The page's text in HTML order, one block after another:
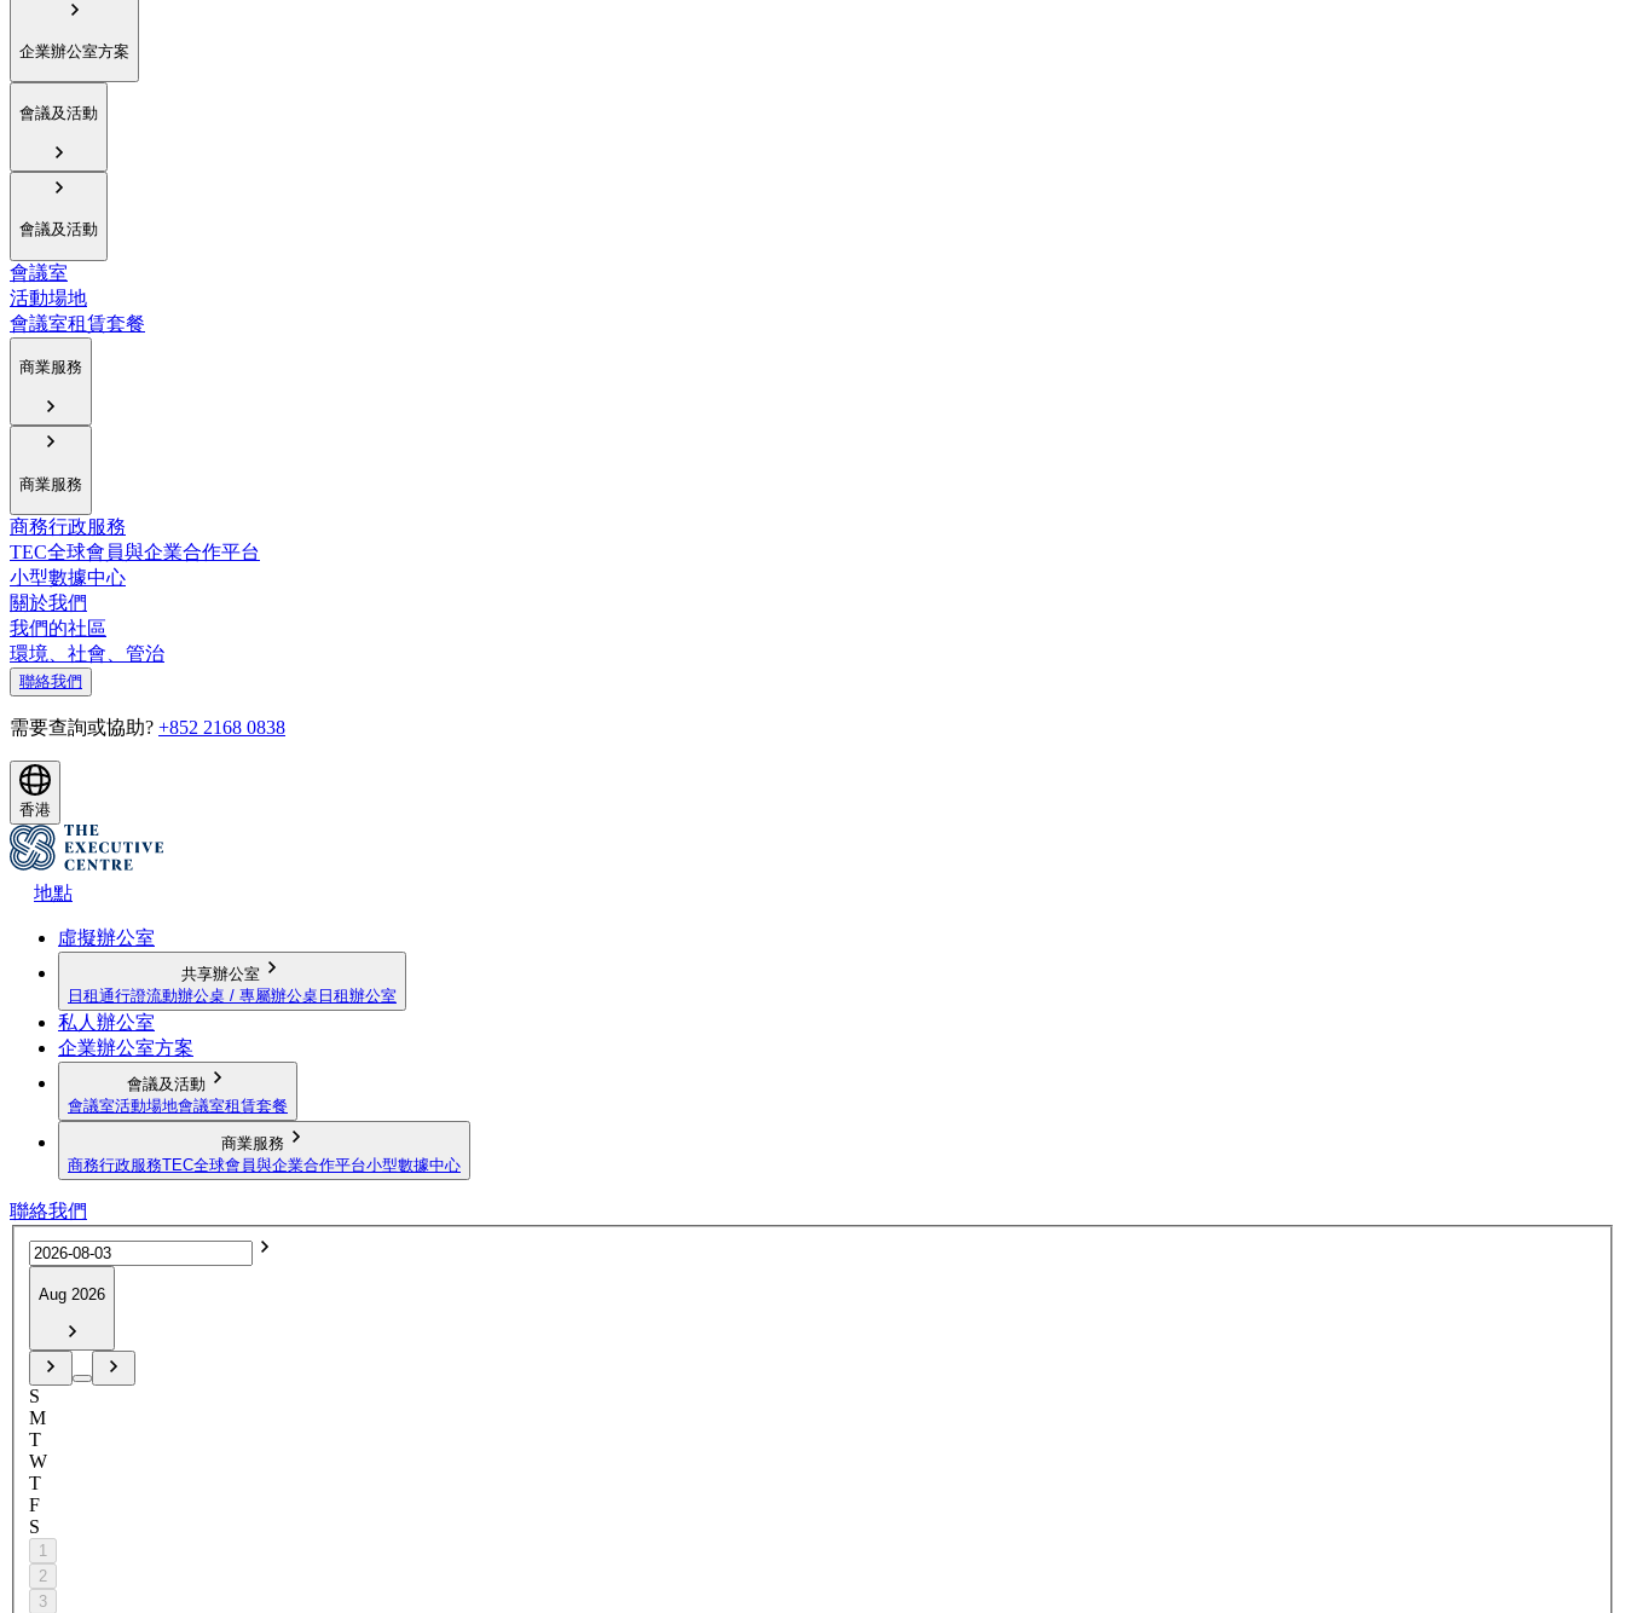
企業辦公室方案
會議及活動
會議及活動
會議室
活動場地
會議室租賃套餐
商業服務
商業服務
商務行政服務
TEC全球會員與企業合作平台
小型數據中心
關於我們
我們的社區
環境、社會、管治
聯絡我們
需要查詢或協助? +852 2168 0838
香港
地點
虛擬辦公室
共享辦公室
日租通行證流動辦公桌 / 專屬辦公桌 日租辦公室
私人辦公室
企業辦公室方案
會議及活動
會議室活動場地會議室租賃套餐
商業服務
商務行政服務TEC全球會員與企業合作平台小型數據中心
聯絡我們
Aug 2026
S
M
T
W
T
F
S
1
2
3